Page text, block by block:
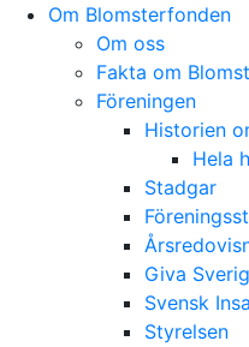
Skip
Om Blomsterfonden
Om oss
Fakta om
Föreningen
Historien
Hela
Stadgar
Giva
Svensk
Styrelsen